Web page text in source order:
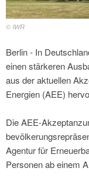
© IWR
Berlin - In
einen stärkeren
aus der aktuellen
Energien (AEE)
Die AEE-
Agentur für
Personen ab einem